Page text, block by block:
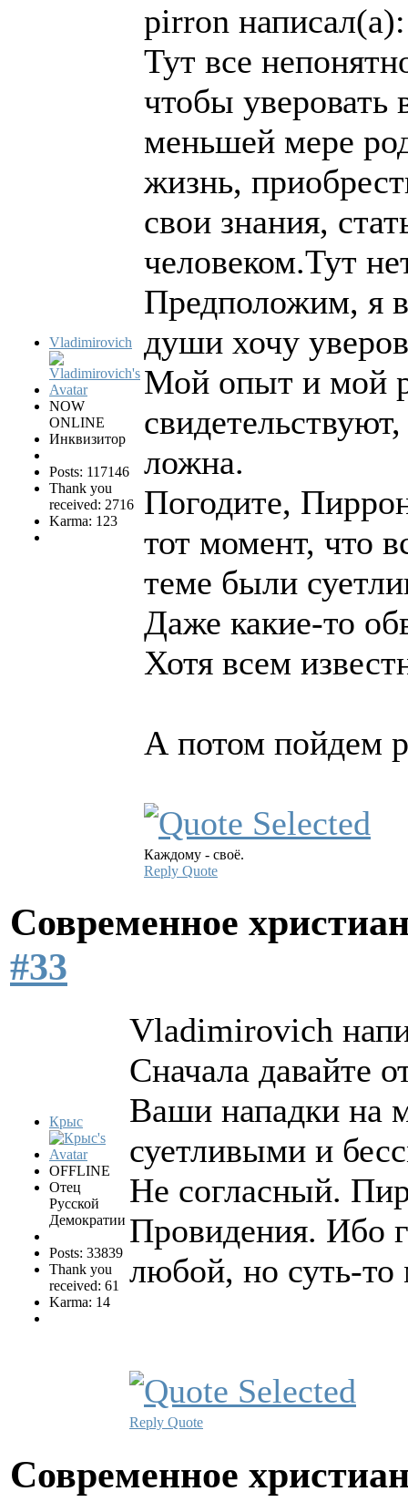
Vladimirovich
NOW
ONLINE
Инквизитор
Posts: 117146
Thank you
received: 2716
Karma: 123
pirron написал(а):
Тут все
чтобы
меньшей мере
жизнь,
свои знания,
человеком.Тут
Предположим, я
души хочу
Мой опыт и мой
ложна.
Погодите,
тот момент, что
теме были
Даже какие-то
Хотя всем
А потом пойдем
Каждому - своё.
Reply Quote
Современное
#33
Крыс
OFFLINE
Отец
Русской
Демократии
Posts: 33839
Thank you
received: 61
Karma: 14
Vladimirovich
Сначала давайте
Ваши нападки на
суетливыми и
Не согласный.
Провидения. Ибо
любой, но суть-
Reply Quote
Современное